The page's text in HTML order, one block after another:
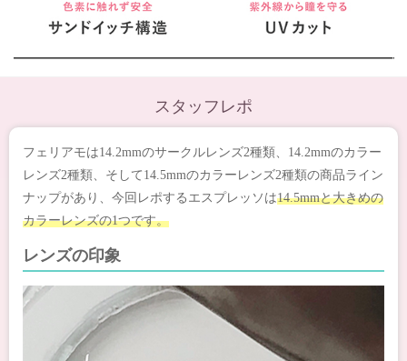
スタッフレポ
フェリアモは14.2mmのサークルレンズ2種類、14.2mmのカラー
レンズ2種類、そして14.5mmのカラーレンズ2種類の商品ライン
ナップがあり、今回レポするエスプレッソは14.5mmと大きめの
カラーレンズの1つです。
レンズの印象